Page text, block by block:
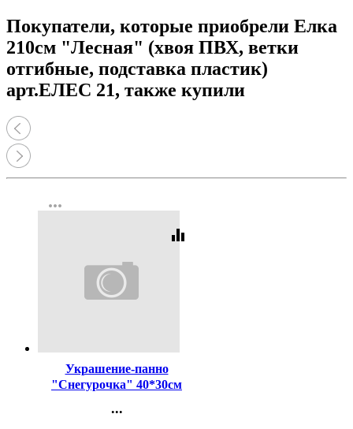
Покупатели, которые приобрели Елка
210см "Лесная" (хвоя ПВХ, ветки
отгибные, подставка пластик)
арт.ЕЛЕС 21, также купили
more_horiz
equalizer
Украшение-панно
"Снегурочка" 40*30см
...